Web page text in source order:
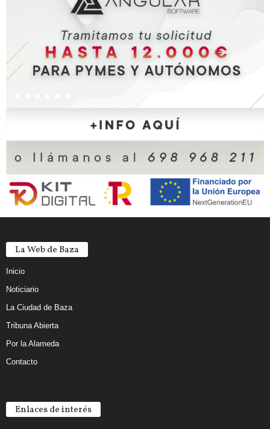
La Web de Baza
Inicio
Noticiario
La Ciudad de Baza
Tribuna Abierta
Por la Alameda
Contacto
Enlaces de interés